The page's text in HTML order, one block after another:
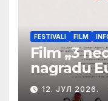
FESTIVALI FILM
Film „3
nagradu
Label na
12. ЈУЛ 2026.